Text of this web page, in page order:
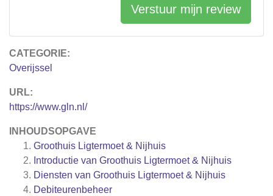
CATEGORIE:
Overijssel
URL:
https://www.gln.nl/
INHOUDSOPGAVE
Groothuis Ligtermoet & Nijhuis
Introductie van Groothuis Ligtermoet & Nijhuis
Diensten van Groothuis Ligtermoet & Nijhuis
Debiteurenbeheer
Verstuur mijn review